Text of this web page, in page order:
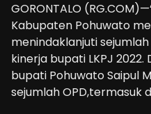
GORONTALO
Kabupaten Pohuwato
menindaklanjuti
kinerja bupati LKPJ
bupati Pohuwato Saipul
sejumlah OPD,termasuk